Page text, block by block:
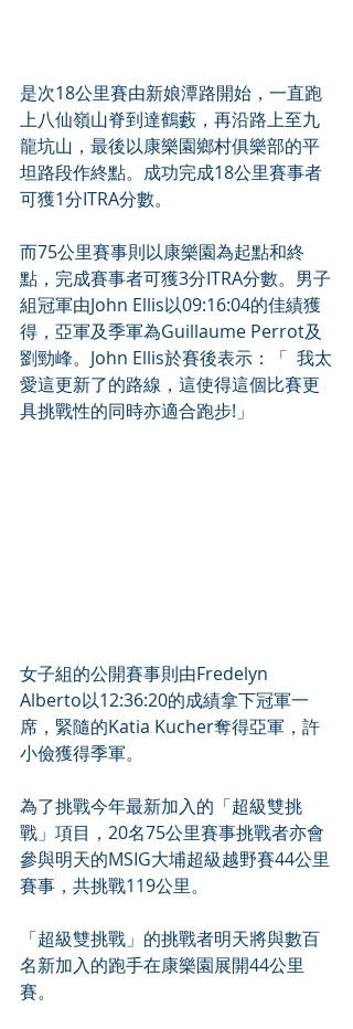
是次18公里賽由新娘潭路開始，一直跑
上八仙嶺山脊到達鶴藪，再沿路上至九
龍坑山，最後以康樂園鄉村俱樂部的平
坦路段作終點。成功完成18公里賽事者
可獲1分ITRA分數。
而75公里賽事則以康樂園為起點和終
點，完成賽事者可獲3分ITRA分數。男子
組冠軍由John Ellis以09:16:04的佳績獲
得，亞軍及季軍為Guillaume Perrot及
劉勁峰。John Ellis於賽後表示：「  我太
愛這更新了的路線，這使得這個比賽更
具挑戰性的同時亦適合跑步!」
女子組的公開賽事則由Fredelyn
Alberto以12:36:20的成績拿下冠軍一
席，緊隨的Katia Kucher奪得亞軍，許
小儉獲得季軍。
為了挑戰今年最新加入的「超級雙挑
戰」項目，20名75公里賽事挑戰者亦會
參與明天的MSIG大埔超級越野賽44公里
賽事，共挑戰119公里。
「超級雙挑戰」的挑戰者明天將與數百
名新加入的跑手在康樂園展開44公里
賽。